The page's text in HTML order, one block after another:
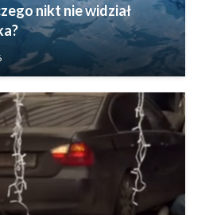
nikt nie widział